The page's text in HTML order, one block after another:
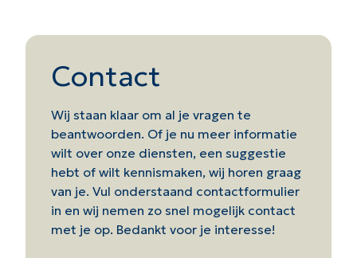
Contact
Wij staan klaar om al je vragen te
beantwoorden. Of je nu meer informatie
wilt over onze diensten, een suggestie
hebt of wilt kennismaken, wij horen graag
van je. Vul onderstaand contactformulier
in en wij nemen zo snel mogelijk contact
met je op. Bedankt voor je interesse!